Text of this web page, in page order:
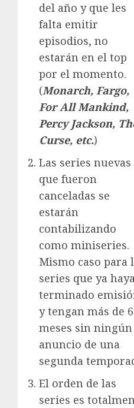
del año y que les
falta emitir
episodios, no
estarán en el top
por el momento.
(Monarch, Fargo,
For All Mankind,
Percy Jackson,
Curse, etc.)
Las series nuevas
que fueron
canceladas se
estarán
contabilizando
como miniseries.
Mismo caso para
series que ya
terminado
y tengan más de 6
meses sin ningún
anuncio de una
segunda
El orden de las
series es